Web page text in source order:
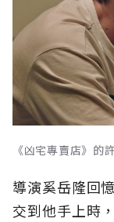
《凶宅專賣店》的
導演奚岳隆回
交到他手上時